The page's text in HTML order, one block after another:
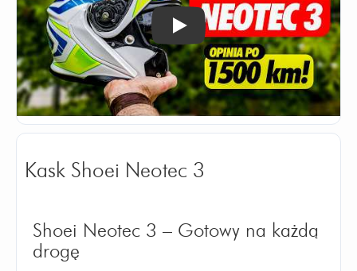
Odtwórz
Kask Shoei Neotec 3
Shoei Neotec 3 – Gotowy na każdą
drogę